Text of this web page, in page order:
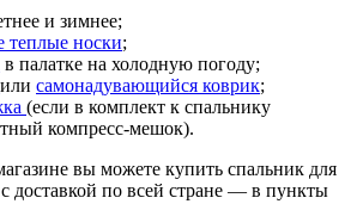
и зимнее;
теплые носки;
в палатке на холодную погоду;
или самонадувающийся коврик;
(если в комплект к спальнику
компресс-мешок).
вы можете купить спальник для
доставкой по всей стране — в пункты